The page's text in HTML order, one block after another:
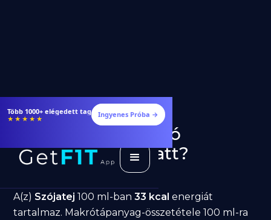
Több 1000+ elégedett tag
★★★★★ Ingyenes Próba →
Szójatej fogyásra: jó
választás diéta alatt?
A(z) Szójatej 100 ml-ban33 kcal energiát
tartalmaz. Makrótápanyag-összetétele 100 ml-ra